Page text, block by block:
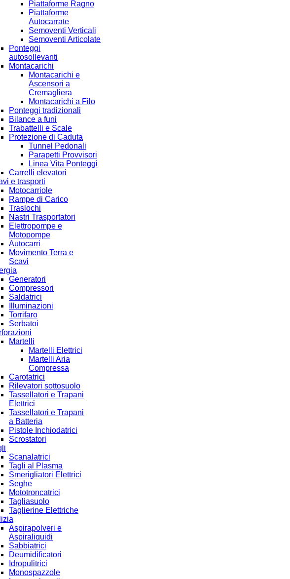
Piattaforme Ragno
Piattaforme
Autocarrate
Semoventi Verticali
Semoventi Articolate
Ponteggi
autosollevanti
Montacarichi
Montacarichi e
Ascensori a
Cremagliera
Montacarichi a Filo
Ponteggi tradizionali
Bilance a funi
Trabattelli e Scale
Protezione di Caduta
Tunnel Pedonali
Parapetti Provvisori
Linea Vita Ponteggi
Carrelli elevatori
e trasporti
Motocarriole
Rampe di Carico
Traslochi
Nastri Trasportatori
Elettropompe e
Motopompe
Autocarri
Movimento Terra e
Scavi
Generatori
Compressori
Saldatrici
Illuminazioni
Torrifaro
Serbatoi
Martelli
Martelli Elettrici
Martelli Aria
Compressa
Carotatrici
Rilevatori sottosuolo
Tassellatori e Trapani
Elettrici
Tassellatori e Trapani
a Batteria
Pistole Inchiodatrici
Scrostatori
Scanalatrici
Tagli al Plasma
Smerigliatori Elettrici
Seghe
Mototroncatrici
Tagliasuolo
Taglierine Elettriche
Aspirapolveri e
Aspiraliquidi
Sabbiatrici
Deumidificatori
Idropulitrici
Monospazzole